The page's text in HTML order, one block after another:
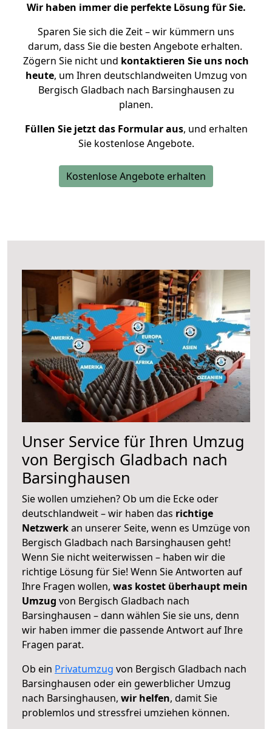
Wir haben immer die perfekte Lösung für Sie.
Sparen Sie sich die Zeit – wir kümmern uns
darum, dass Sie die besten Angebote erhalten.
Zögern Sie nicht und kontaktieren Sie uns noch
heute, um Ihren deutschlandweiten Umzug von
Bergisch Gladbach nach Barsinghausen zu
planen.
Füllen Sie jetzt das Formular aus, und erhalten
Sie kostenlose Angebote.
Kostenlose Angebote erhalten
Unser Service für Ihren Umzug
von Bergisch Gladbach nach
Barsinghausen
Sie wollen umziehen? Ob um die Ecke oder
deutschlandweit – wir haben das richtige
Netzwerkan unserer Seite, wenn es Umzüge von
Bergisch Gladbach nach Barsinghausen geht!
Wenn Sie nicht weiterwissen – haben wir die
richtige Lösung für Sie! Wenn Sie Antworten auf
Ihre Fragen wollen, was kostet überhaupt mein
Umzug von Bergisch Gladbach nach
Barsinghausen – dann wählen Sie sie uns, denn
wir haben immer die passende Antwort auf Ihre
Fragen parat.
Ob ein Privatumzug von Bergisch Gladbach nach
Barsinghausen oder ein gewerblicher Umzug
nach Barsinghausen, wir helfen, damit Sie
problemlos und stressfrei umziehen können.